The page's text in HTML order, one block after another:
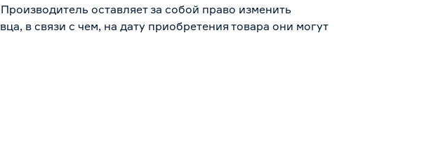
оставляет за собой право изменить
в связи с чем, на дату приобретения товара они могут